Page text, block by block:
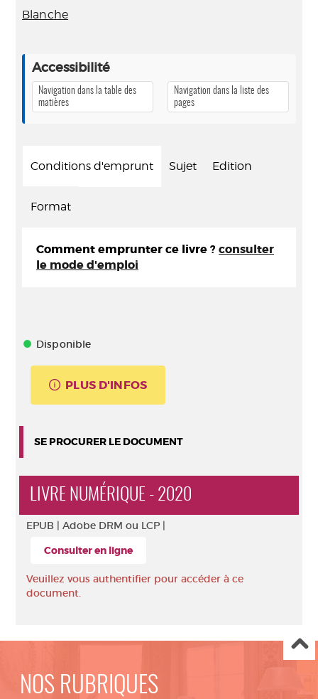
Blanche
Accessibilité
Navigation dans la table des
matières
Navigation dans la liste des
pages
Conditions d'emprunt Sujet Edition
Format
Comment emprunter ce livre ? consulter
le mode d'emploi
Disponible
PLUS D'INFOS
SE PROCURER LE DOCUMENT
LIVRE NUMÉRIQUE - 2020
EPUB | Adobe DRM ou LCP |
Consulter en ligne
Veuillez vous authentifier pour accéder à ce
document.
NOS RUBRIQUES